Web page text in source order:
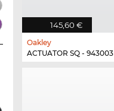
145,60 €
Oakley
ACTUATOR SQ - 943003